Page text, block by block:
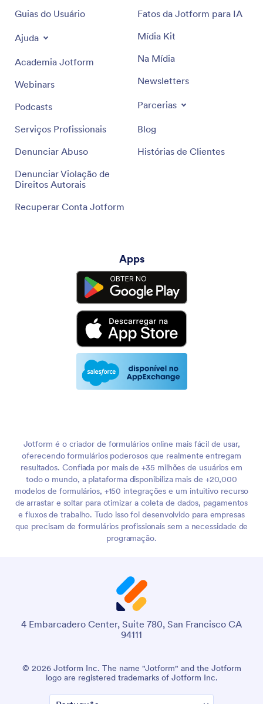
Guias do Usuário
Ajuda
Academia Jotform
Webinars
Podcasts
Serviços Profissionais
Denunciar Abuso
Denunciar Violação de
Direitos Autorais
Recuperar Conta Jotform
Fatos da Jotform para IA
Mídia Kit
Na Mídia
Newsletters
Parcerias
Blog
Histórias de Clientes
Apps
Jotform é o criador de formulários online mais fácil de usar,
oferecendo formulários poderosos que realmente entregam
resultados. Confiada por mais de +35 milhões de usuários em
todo o mundo, a plataforma disponibiliza mais de +20,000
modelos de formulários, +150 integrações e um intuitivo recurso
de arrastar e soltar para otimizar a coleta de dados, pagamentos
e fluxos de trabalho. Tudo isso foi desenvolvido para empresas
que precisam de formulários profissionais sem a necessidade de
programação.
4 Embarcadero Center, Suite 780, San Francisco CA
94111
© 2026 Jotform Inc. The name "Jotform" and the Jotform
logo are registered trademarks of Jotform Inc.